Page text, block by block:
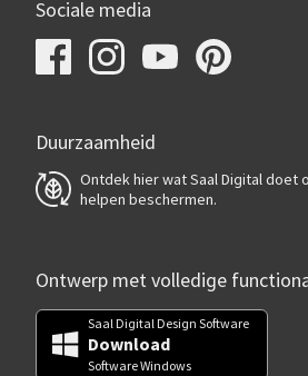
Sociale media
Duurzaamheid
Ontdek hier wat Saal Digital doet
helpen beschermen.
Ontwerp met volledige
Saal Digital Design Software
Download
Software Windows